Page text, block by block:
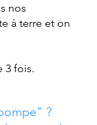
nos
à terre et on
3 fois.
?